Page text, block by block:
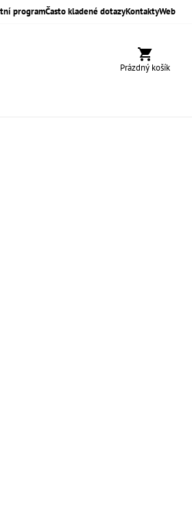
programČasto kladené dotazyKontaktyWeb
Nákupní
Prázdný košík